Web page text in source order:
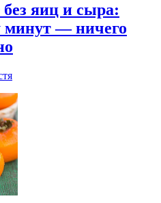
яиц и сыра:
минут — ничего